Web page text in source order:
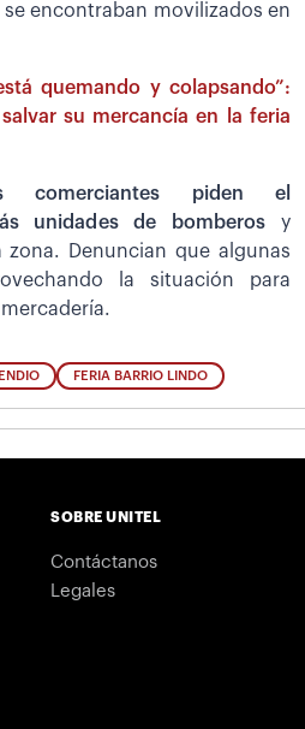
encontraban movilizados en
quemando y colapsando”:
su mercancía en la feria
comerciantes piden el
unidades de bomberos y
Denuncian que algunas
la situación para
FERIA BARRIO LINDO
SOBRE UNITEL
Contáctanos
Legales